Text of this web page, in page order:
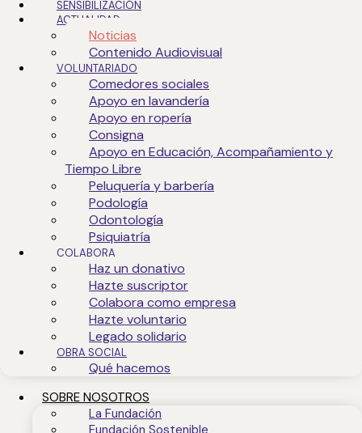
SENSIBILIZACIÓN
ACTUALIDAD
Noticias
Contenido Audiovisual
VOLUNTARIADO
Comedores sociales
Apoyo en lavandería
Apoyo en ropería
Consigna
Apoyo en Educación, Acompañamiento y
Tiempo Libre
Peluquería y barbería
Podología
Odontología
Psiquiatría
COLABORA
Haz un donativo
Hazte suscriptor
Colabora como empresa
Hazte voluntario
Legado solidario
OBRA SOCIAL
Qué hacemos
SOBRE NOSOTROS
La Fundación
Fundación Sostenible